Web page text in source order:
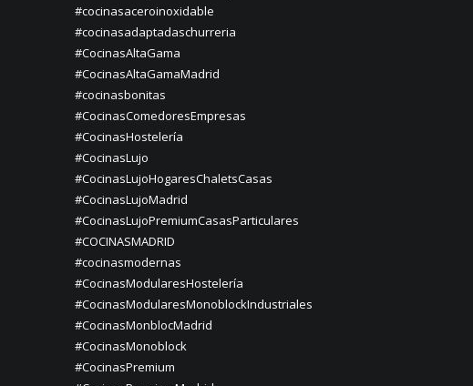
#cocinasaceroinoxidable
#cocinasadaptadaschurreria
#CocinasAltaGama
#CocinasAltaGamaMadrid
#cocinasbonitas
#CocinasComedoresEmpresas
#CocinasHostelería
#CocinasLujo
#CocinasLujoHogaresChaletsCasas
#CocinasLujoMadrid
#CocinasLujoPremiumCasasParticulares
#COCINASMADRID
#cocinasmodernas
#CocinasModularesHostelería
#CocinasModularesMonoblockIndustriales
#CocinasMonblocMadrid
#CocinasMonoblock
#CocinasPremium